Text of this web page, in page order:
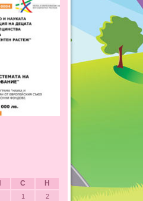
С Н
1
2